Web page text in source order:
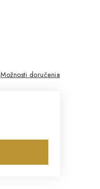
Možnosti doručenia